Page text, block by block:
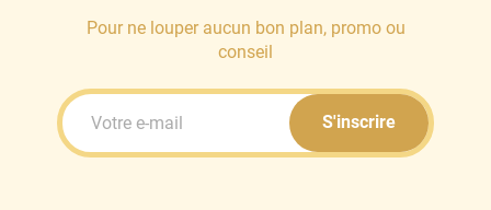
Pour ne louper aucun bon plan, promo ou
conseil
S'inscrire